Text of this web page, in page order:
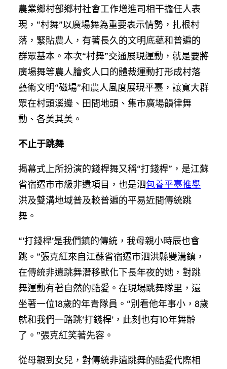
農業鄉村部鄉村社會工作增進司相干擔任人表
現，“村舞”以廣場舞為重要表示情勢，扎根村
落，緊貼農人，有著長久的文明底蘊和普遍的
群眾基本。本次“村舞”交通展現運動，就是要將
廣場舞等農人膾炙人口的體裁運動打形成村落
藝術文明“磁場”和農人風度展現平臺，讓寬大群
眾在村頭溪邊、田間地頭、集市廣場韻律舞
動、各美其美。
不止于跳舞
揭幕式上所扮演的錢桿舞又稱“打錢桿”，是江蘇
省宿遷市市級非遺項目，也是泗包養平臺推舉
洪及雙溝地域普及較普遍的平易近間傳統跳
舞。
“‘打錢桿’是我們鎮的傳統，我母親小時辰也會
跳。”張克紅來自江蘇省宿遷市泗洪縣雙溝鎮，
在傳統非遺跳舞潛移默化下長年夜的她，對跳
舞運動有著自然的酷愛。在現場跳舞隊里，還
坐著一位18歲的年青隊員。“別看他年事小，8歲
就和我們一路跳‘打錢桿’，此刻也有10年舞齡
了。”張克紅笑著先容。
從母親到女兒，對傳統非遺跳舞的酷愛代際相